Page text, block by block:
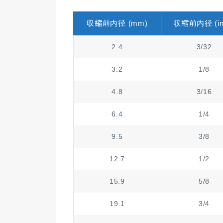
収縮前内径 (mm) 収縮前内径
2.4 3/32
3.2 1/8
4.8 3/16
6.4 1/4
9.5 3/8
12.7 1/2
15.9 5/8
19.1 3/4